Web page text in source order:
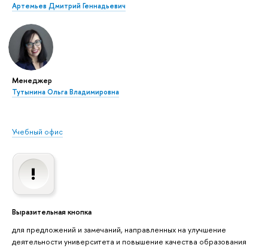
Артемьев Дмитрий Геннадьевич
Менеджер
Тутынина Ольга Владимировна
Учебный офис
Выразительная кнопка
для предложений и замечаний, направленных на улучшение
деятельности университета и повышение качества образования